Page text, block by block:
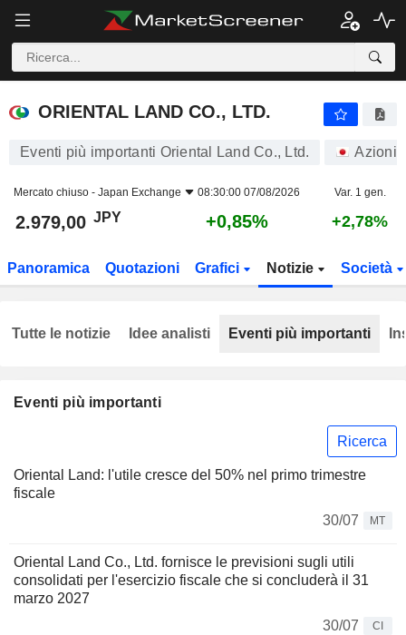
ORIENTAL LAND CO., LTD.
ORIENTAL LAND CO., LTD.
Eventi più importanti Oriental Land Co., Ltd. Azioni
Mercato chiuso - Japan Exchange 08:30:00 07/08/2026 Var. 1 gen.
2.979,00 JPY +0,85% +2,78%
Panoramica Quotazioni Grafici Notizie Società
Eventi più importanti
Ricerca
Oriental Land: l'utile cresce del 50% nel primo trimestre
fiscale
30/07
MT
Oriental Land Co., Ltd. fornisce le previsioni sugli utili
consolidati per l'esercizio fiscale che si concluderà il 31
marzo 2027
30/07
CI
Tutte le notizie Idee analisti Eventi più importanti